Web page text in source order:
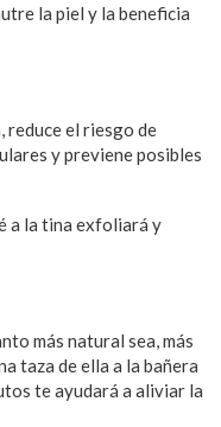
la piel y la beneficia
reduce el riesgo de
y previene posibles
a la tina exfoliará y
más natural sea, más
taza de ella a la bañera
te ayudará a aliviar la